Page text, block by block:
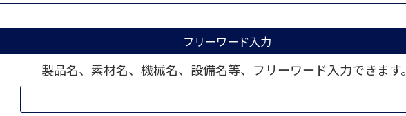
フリーワード入力
製品名、素材名、機械名、設備名等、フリーワード入力できます。